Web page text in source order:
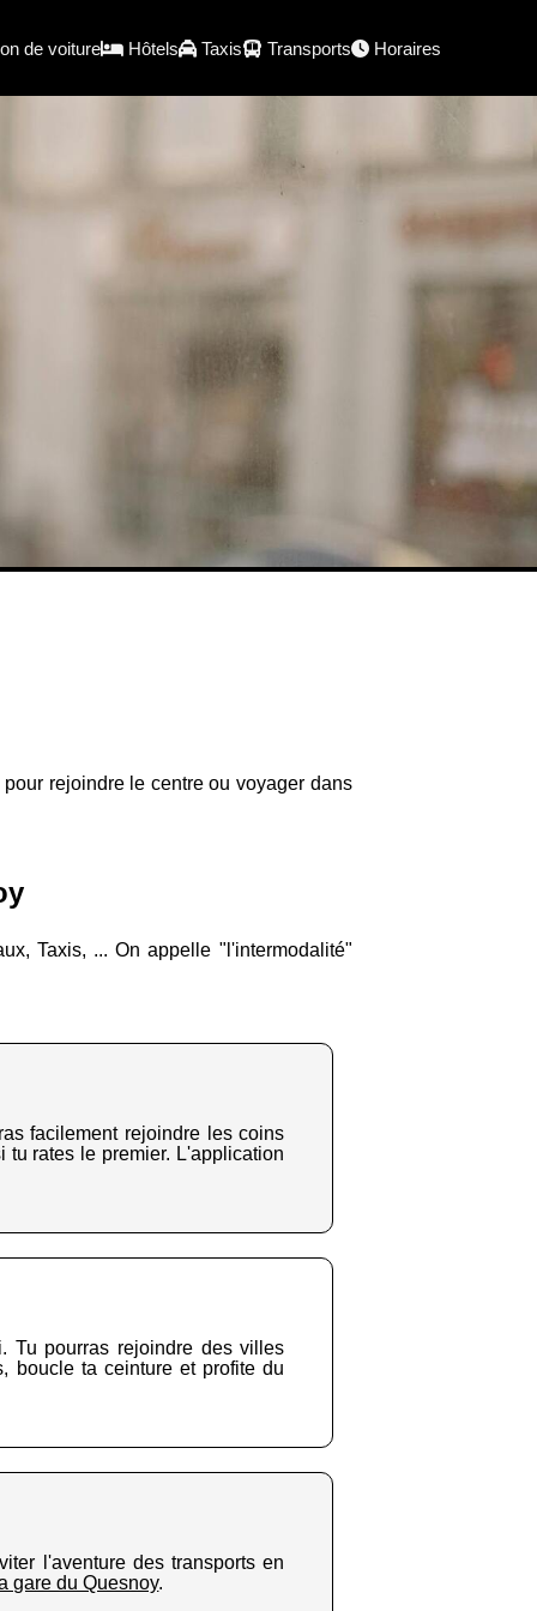
de voiture Hôtels Taxis Transports Horaires
rejoindre le centre ou voyager dans
Taxis, ... On appelle "l'intermodalité"
facilement rejoindre les coins
rates le premier. L'application
Tu pourras rejoindre des villes
boucle ta ceinture et profite du
l'aventure des transports en
gare du Quesnoy.